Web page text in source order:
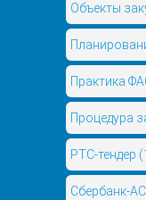
Объекты
Практика
Процедура
РТС-тендер
Сбербанк-